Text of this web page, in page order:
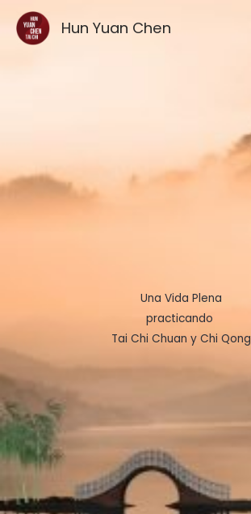
contenido
Hun Yuan Chen
Una Vida Plena
practicando
Tai Chi Chuan y Chi Qong